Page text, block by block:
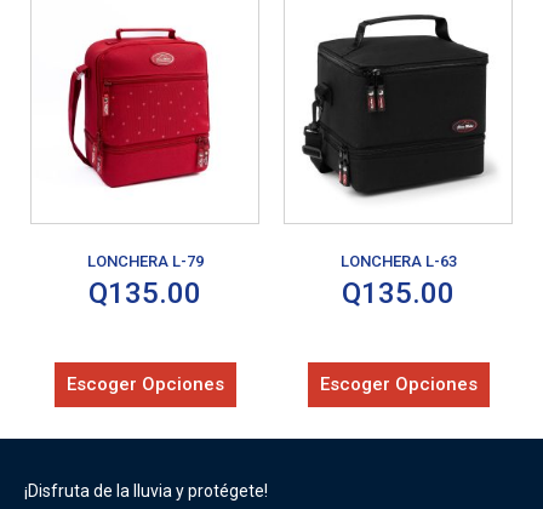
LONCHERA L-79
Q135.00
Escoger Opciones
LONCHERA L-63
Q135.00
Escoger Opciones
¡Disfruta de la lluvia y protégete!